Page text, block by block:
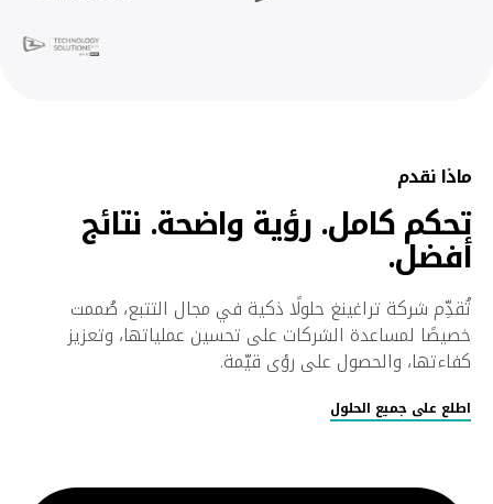
ماذا نقدم
تحكم كامل. رؤية واضحة. نتائج
أفضل.
تُقدِّم شركة تراغينغ حلولًا ذكية في مجال التتبع، صُممت
خصيصًا لمساعدة الشركات على تحسين عملياتها، وتعزيز
كفاءتها، والحصول على رؤى قيّمة.
اطلع على جميع الحلول